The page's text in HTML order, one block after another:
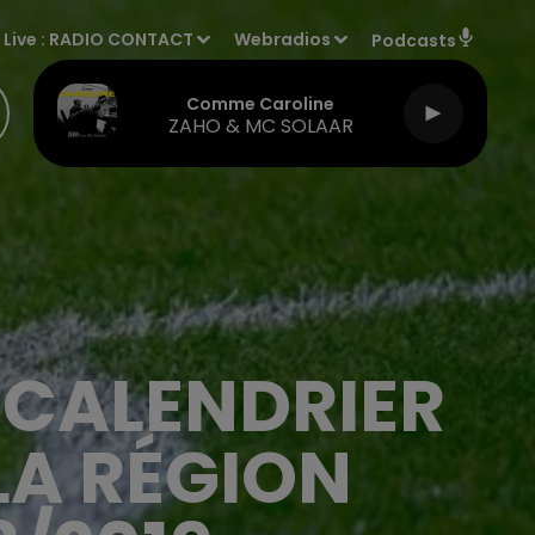
Live : RADIO CONTACT Webradios Podcasts
Comme Caroline
ZAHO & MC SOLAAR
RÉGION